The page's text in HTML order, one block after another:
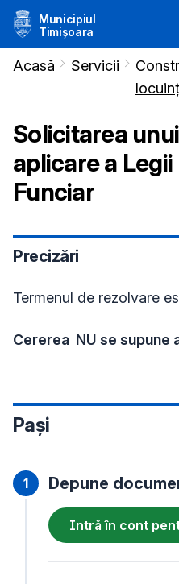
Municipiul
Timișoara
Acasă Servicii
Solicitarea
aplicare a
Funciar
Precizări
Termenul de rezolvare
Cererea NU se supune
Pași
Depune
Intră în cont